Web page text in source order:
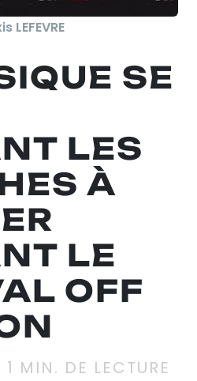
LEFEVRE
SE
LES
À
LE
OFF
1 MIN. DE LECTURE